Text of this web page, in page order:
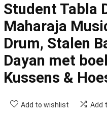
Student Tabla
Maharaja
Drum, Stalen
Dayan met
Kussens &
Add to wishlist Add